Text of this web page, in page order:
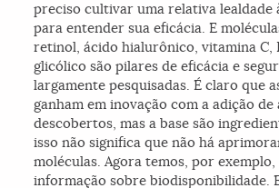
preciso cultivar uma relativa lealdade
para entender sua eficácia. E
retinol, ácido hialurônico, vitamina C,
glicólico são pilares de eficácia e
largamente pesquisadas. É claro que
ganham em inovação com a adição
descobertos, mas a base são
isso não significa que não há
moléculas. Agora temos, por
informação sobre biodisponibilidade.